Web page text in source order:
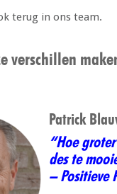
terug in ons team.
verschillen
Patrick
“Hoe
des te
–Positieve